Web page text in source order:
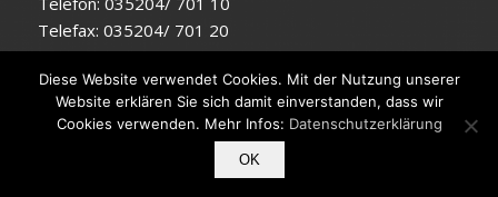
Telefax: 035204/ 701 20
E-Mail:info@geotechnik-bau.de
GEOTECHNIK-Bau GmbH
Diese Website verwendet Cookies. Mit der Nutzung unserer
Website erklären Sie sich damit einverstanden, dass wir
Cookies verwenden. Mehr Infos: Datenschutzerklärung
OK